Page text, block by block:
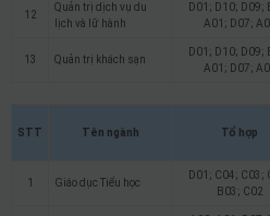
12
Quản trị dịch vụ du
lịch và lữ hành
D01; D10; D09;
A01; D07;
13 Quản trị khách sạn
D01; D10; D09;
A01; D07;
STT Tên ngành Tổ hợp
1 Giáo dục Tiểu học
D01; C04; C03;
B03; C02